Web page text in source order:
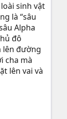
sinh vật
là “sâu
Alpha
đô
lên đường
cha mà
lên vai và